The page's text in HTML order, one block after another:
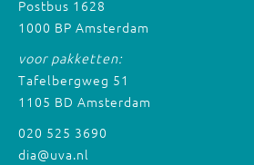
Postbus 1628
1000 BP Amsterdam
voor pakketten:
Tafelbergweg 51
1105 BD Amsterdam
020 525 3690
dia@uva.nl